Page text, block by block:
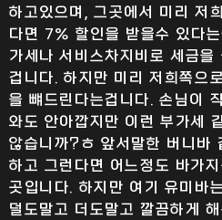
하고있으며, 그곳에서 미리 저
다면 7% 할인을 받을수 있다
가세나 서비스차지비로 세금을
겁니다. 하지만 미리 저희쪽으
을 뺴드린다는겁니다. 손님이
와도 안아깝지만 이런 부가세
않습니까?ㅎ 앞서말한 버니바
하고 그런다면 어느정도 바가
곳입니다. 하지만 여기 유미바
덜도말고 더도말고 깔끔하게